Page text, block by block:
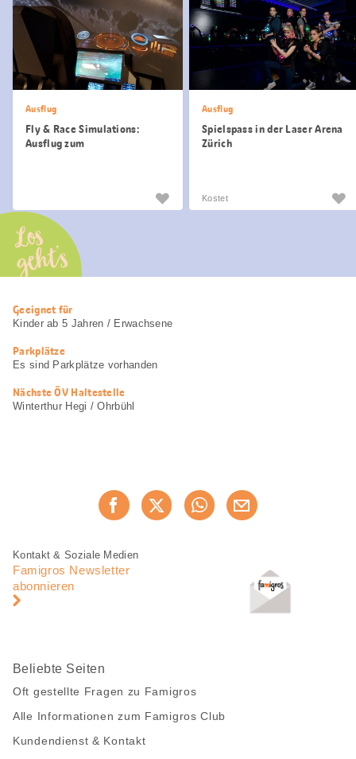
Ausflug
Fly & Race Simulations:
Ausflug zum
Ausflug
Spielspass in der Laser Arena
Zürich
Kostet
Los
geht’s
Nützliche
Informationen
Geeignet für
Kinder ab 5 Jahren / Erwachsene
Parkplätze
Es sind Parkplätze vorhanden
Nächste ÖV Haltestelle
Winterthur Hegi / Ohrbühl
Jetzt weiterempfehlen
Fusszeile
Fusszeile
Navigation
Kontakt & Soziale Medien
Famigros Newsletter
abonnieren
Beliebte Seiten
Oft gestellte Fragen zu Famigros
Alle Informationen zum Famigros Club
Kundendienst & Kontakt